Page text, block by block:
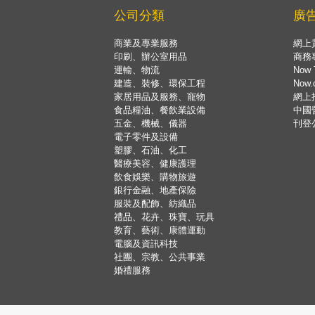
公司分類
商業及專業服務
印刷、辦公室用品
運輸、物流
建造、裝修、環保工程
家居用品及服務、寵物
食品糧油、餐飲業設備
五金、機械、儀器
電子零件及設備
塑膠、石油、化工
醫療美容、健康護理
飲食娛樂、購物旅遊
銀行金融、地產保險
服裝及配飾、紡織品
禮品、花卉、珠寶、玩具
教育、藝術、康體運動
電腦及資訊科技
社團、宗教、公共事業
婚禮服務
廣
網上
商務
Now
網上
中國
刊登